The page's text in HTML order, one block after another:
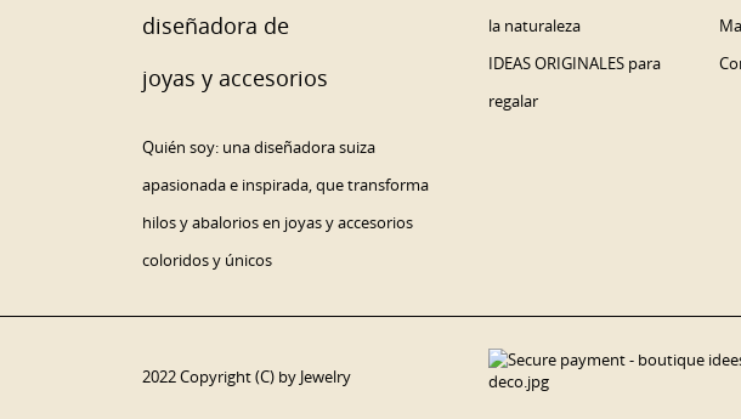
Quién soy: una diseñadora suiza
apasionada e inspirada, que transforma
hilos y abalorios en joyas y accesorios
coloridos y únicos
la naturaleza
IDEAS ORIGINALES para
regalar
2022 Copyright (C) by Jewelry